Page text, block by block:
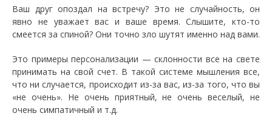
Ваш друг опоздал на встречу? Это не случайность, он
явно не уважает вас и ваше время. Слышите, кто-то
смеется за спиной? Они точно зло шутят именно над вами.
Это примеры персонализации — склонности все на свете
принимать на свой счет. В такой системе мышления все,
что ни случается, происходит из-за вас, из-за того, что вы
«не очень». Не очень приятный, не очень веселый, не
очень симпатичный и т.д.